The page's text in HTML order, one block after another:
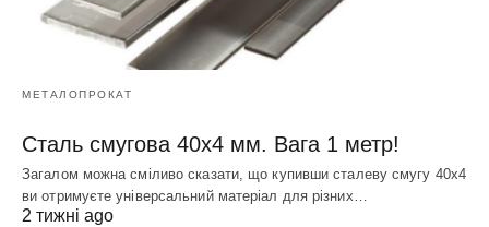
МЕТАЛОПРОКАТ
Сталь смугова 40х4 мм. Вага 1 метр!
Загалом можна сміливо сказати, що купивши сталеву смугу 40х4
ви отримуєте універсальний матеріал для різних…
2 тижні ago